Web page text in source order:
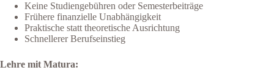
Keine Studiengebühren oder Semesterbeiträge
Frühere finanzielle Unabhängigkeit
Praktische statt theoretische Ausrichtung
Schnellerer Berufseinstieg
Lehre mit Matura: